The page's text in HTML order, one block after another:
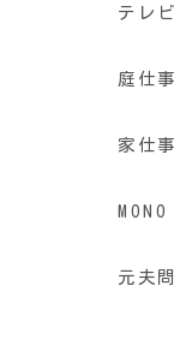
テレ
庭仕事
家仕事
MONO
元夫